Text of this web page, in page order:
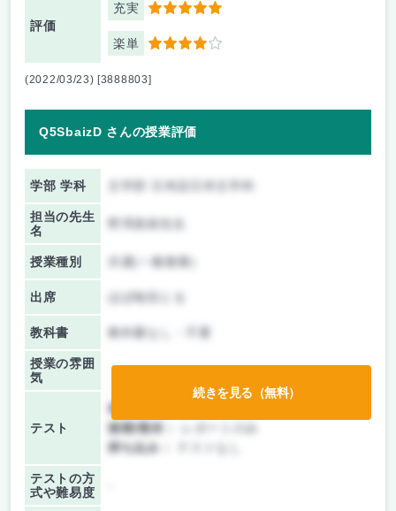
評価
充実 5
楽単 4
(2022/03/23) [3888803]
Q5SbaizD さんの授業評価
学部 学科
担当の先生
名
授業種別 共通(一般教養)
出席 ほぼ毎回とる
教科書 教科書なし・不要
授業の雰囲
気
テスト
前期/中間：
後期/期末：
持ち込み：
テストの方
式や難易度
続きを見る（無料）